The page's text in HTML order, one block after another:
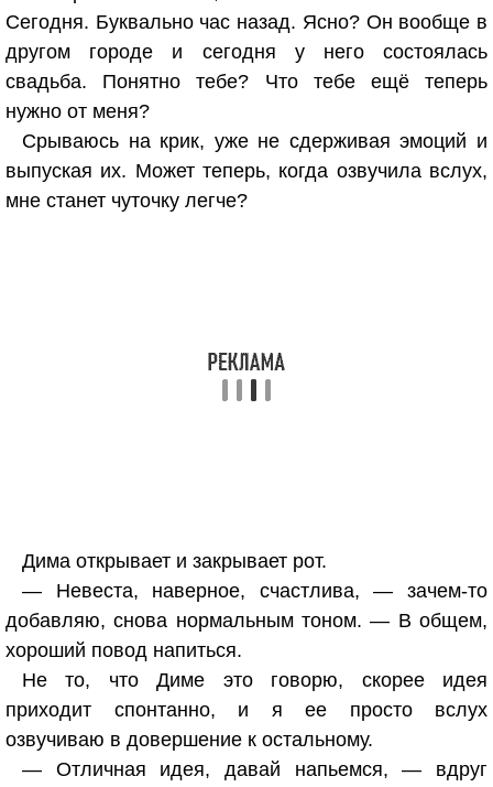
Сегодня. Буквально час назад. Ясно? Он вообще в
другом городе и сегодня у него состоялась
свадьба. Понятно тебе? Что тебе ещё теперь
нужно от меня?
Срываюсь на крик, уже не сдерживая эмоций и
выпуская их. Может теперь, когда озвучила вслух,
мне станет чуточку легче?
Дима открывает и закрывает рот.
— Невеста, наверное, счастлива, — зачем-то
добавляю, снова нормальным тоном. — В общем,
хороший повод напиться.
Не то, что Диме это говорю, скорее идея
приходит спонтанно, и я ее просто вслух
озвучиваю в довершение к остальному.
— Отличная идея, давай напьемся, — вдруг